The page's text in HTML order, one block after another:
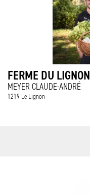
FERME DU LIGNON
MEYER CLAUDE-ANDRÉ
1219 Le Lignon